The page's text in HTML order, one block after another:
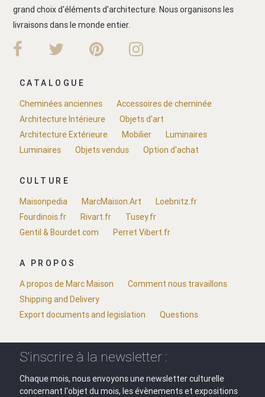
grand choix d'éléments d'architecture. Nous organisons les
livraisons dans le monde entier.
CATALOGUE
Cheminées anciennes
Accessoires de cheminée
Architecture Intérieure
Objets d'art
Architecture Extérieure
Mobilier
Luminaires
Luminaires
Objets vendus Option d'achat
CULTURE
Maisonpedia
MarcMaison.Art
Loebnitz.fr
Fourdinois.fr
Rivart.fr
Tusey.fr
Gentil & Bourdet.com
Perret Vibert.fr
A PROPOS
A propos de Marc Maison
Comment nous travaillons
Shipping and Delivery
Export documents and legislation
Questions
S'inscrire à la newsletter :
Chaque mois, nous envoyons une newsletter culturelle
concernant l'objet du mois, les évènements et expositions